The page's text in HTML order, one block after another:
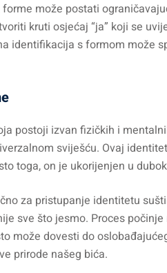
može postati
kruti osjećaj “ja” koji se
identifikacija s formom može
postoji izvan fizičkih i
sviješću. Ovaj
toga, on je ukorijenjen u
za pristupanje identitetu
sve što jesmo. Proces
može dovesti do
prirode našeg bića.